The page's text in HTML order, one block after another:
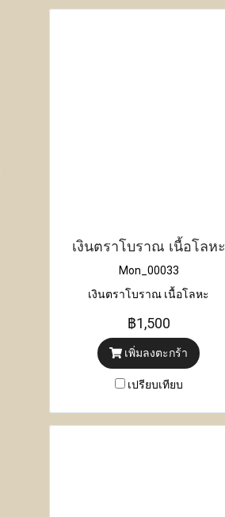
เงินตราโบราณ เนื้อโลหะ
Mon_00033
เงินตราโบราณ เนื้อโลหะ
฿1,500
เพิ่มลงตะกร้า
เปรียบเทียบ